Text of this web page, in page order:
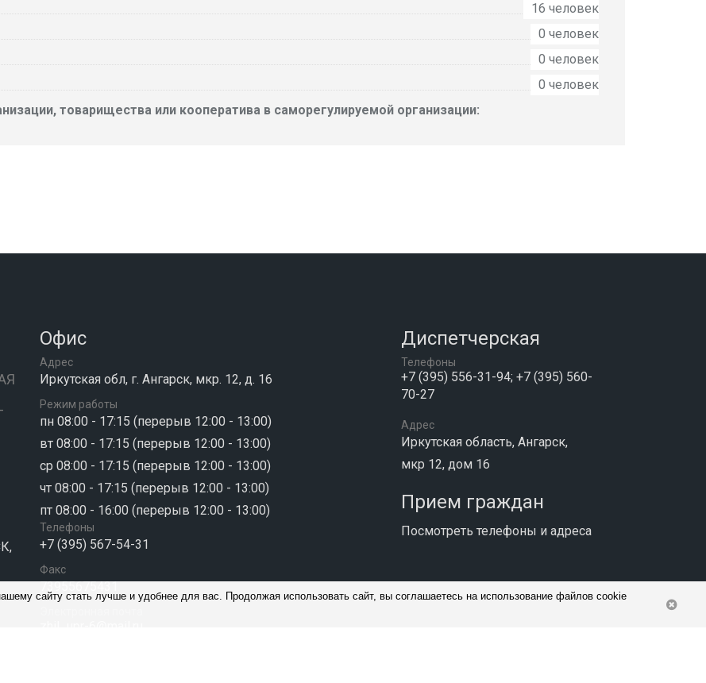
16 человек
0 человек
0 человек
0 человек
товарищества или кооператива в саморегулируемой организации:
Офис
Адрес
Иркутская обл, г. Ангарск, мкр. 12, д. 16
Режим работы
пн 08:00 - 17:15 (перерыв 12:00 - 13:00)
вт 08:00 - 17:15 (перерыв 12:00 - 13:00)
ср 08:00 - 17:15 (перерыв 12:00 - 13:00)
чт 08:00 - 17:15 (перерыв 12:00 - 13:00)
пт 08:00 - 16:00 (перерыв 12:00 - 13:00)
Телефоны
+7 (395) 567-54-31
Факс
73955675431
Диспетчерская
Телефоны
+7 (395) 556-31-94; +7 (395) 560-
70-27
Адрес
Иркутская область, Ангарск,
мкр 12, дом 16
Прием граждан
Посмотреть телефоны и адреса
сайту стать лучше и удобнее для вас. Продолжая использовать сайт, вы соглашаетесь на использование файлов cookie